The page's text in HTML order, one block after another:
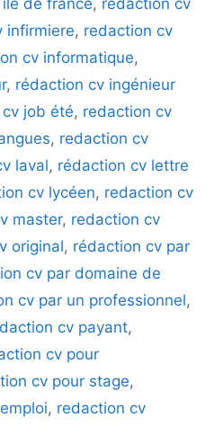
de france, redaction cv
infirmiere, redaction cv
cv informatique,
, rédaction cv ingénieur
job été, redaction cv
, redaction cv
laval, rédaction cv lettre
cv lycéen, redaction cv
master, redaction cv
original, rédaction cv par
cv par domaine de
cv par un professionnel,
cv payant,
cv pour
cv pour stage,
, redaction cv